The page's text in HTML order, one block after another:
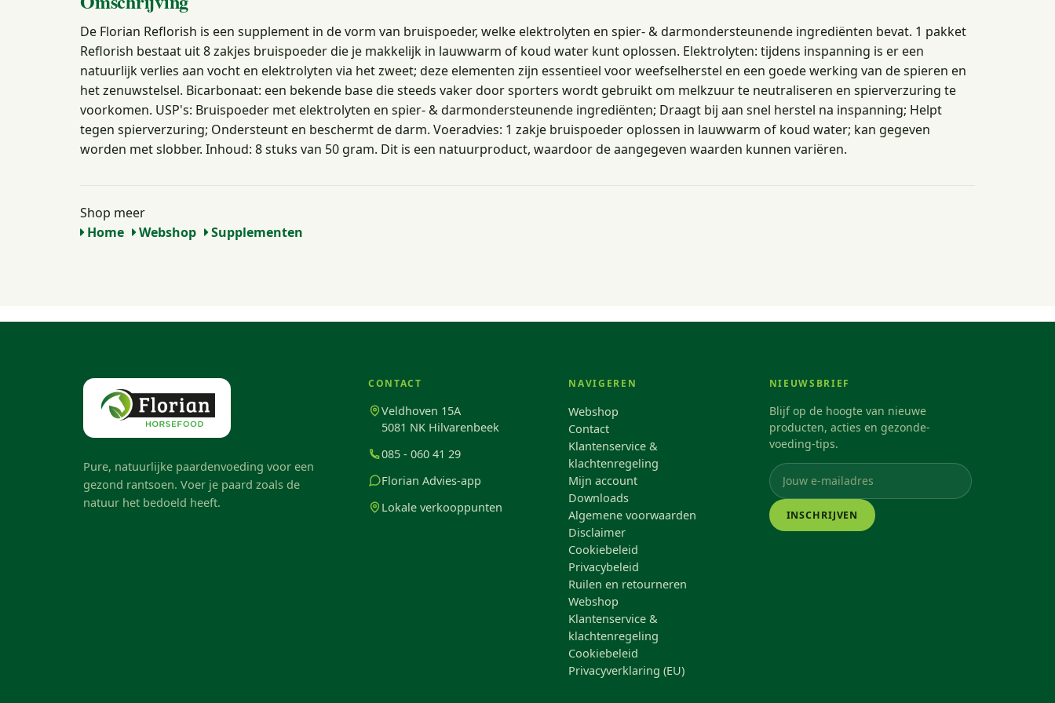
De Florian Reflorish is een supplement in de vorm van bruispoeder, welke elektrolyten en spier- & darmondersteunende ingrediënten bevat. 1 pakket
Reflorish bestaat uit 8 zakjes bruispoeder die je makkelijk in lauwwarm of koud water kunt oplossen. Elektrolyten: tijdens inspanning is er een
natuurlijk verlies aan vocht en elektrolyten via het zweet; deze elementen zijn essentieel voor weefselherstel en een goede werking van de spieren en
het zenuwstelsel. Bicarbonaat: een bekende base die steeds vaker door sporters wordt gebruikt om melkzuur te neutraliseren en spierverzuring te
voorkomen. USP's: Bruispoeder met elektrolyten en spier- & darmondersteunende ingrediënten; Draagt bij aan snel herstel na inspanning; Helpt
tegen spierverzuring; Ondersteunt en beschermt de darm. Voeradvies: 1 zakje bruispoeder oplossen in lauwwarm of koud water; kan gegeven
worden met slobber. Inhoud: 8 stuks van 50 gram. Dit is een natuurproduct, waardoor de aangegeven waarden kunnen variëren.
Shop meer
Home
Webshop Supplementen
Pure, natuurlijke paardenvoeding voor een
gezond rantsoen. Voer je paard zoals de
natuur het bedoeld heeft.
CONTACT
Veldhoven 15A
5081 NK Hilvarenbeek
085 - 060 41 29
Florian Advies-app
Lokale verkooppunten
NAVIGEREN
Webshop
Contact
Klantenservice &
klachtenregeling
Mijn account
Downloads
Algemene voorwaarden
Disclaimer
Cookiebeleid
Privacybeleid
Ruilen en retourneren
Webshop
Klantenservice &
klachtenregeling
Cookiebeleid
Privacyverklaring (EU)
NIEUWSBRIEF
Blijf op de hoogte van nieuwe
producten, acties en gezonde-
voeding-tips.
INSCHRIJVEN